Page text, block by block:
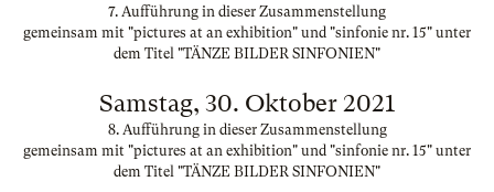
7. Aufführung in dieser Zusammenstellung
gemeinsam mit "pictures at an exhibition" und "sinfonie nr. 15" unter
dem Titel "TÄNZE BILDER SINFONIEN"
Samstag, 30. Oktober 2021
8. Aufführung in dieser Zusammenstellung
gemeinsam mit "pictures at an exhibition" und "sinfonie nr. 15" unter
dem Titel "TÄNZE BILDER SINFONIEN"